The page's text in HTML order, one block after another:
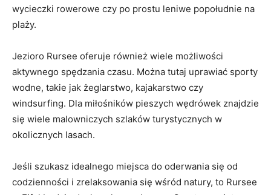
wycieczki rowerowe czy po prostu leniwe popołudnie na
plaży.
Jezioro Rursee oferuje również wiele⁤ możliwości
aktywnego spędzania czasu. Można tutaj uprawiać ‌sporty
wodne, ⁢takie jak żeglarstwo, kajakarstwo czy
windsurfing. Dla miłośników pieszych wędrówek znajdzie
się wiele malowniczych szlaków turystycznych w
okolicznych ⁢lasach.
Jeśli szukasz idealnego miejsca​ do oderwania się od
codzienności i zrelaksowania się ​wśród natury, to Rursee